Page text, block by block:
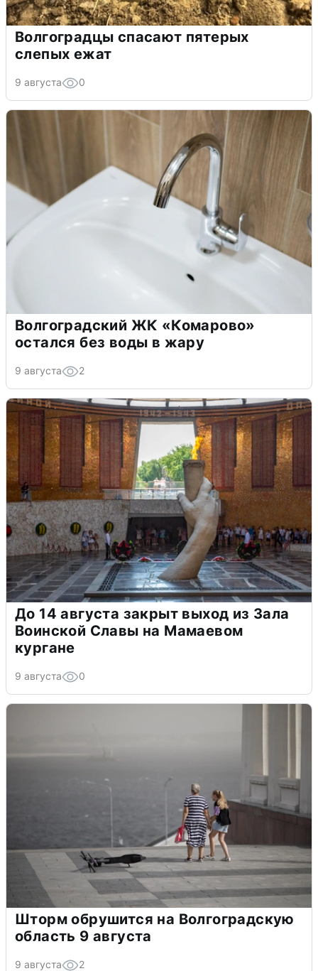
Волгоградцы спасают пятерых
слепых ежат
9 августа 0
Волгоградский ЖК «Комарово»
остался без воды в жару
9 августа 2
До 14 августа закрыт выход из Зала
Воинской Славы на Мамаевом
кургане
9 августа 0
Шторм обрушится на Волгоградскую
область 9 августа
9 августа 2